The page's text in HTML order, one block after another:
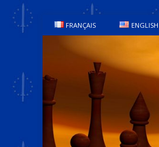
FRANÇAIS ENGLISH